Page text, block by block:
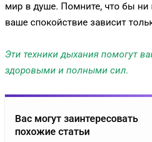
мир в душе. Помните, что бы ни
ваше спокойствие зависит
Эти техники дыхания помогут
здоровыми и полными сил.
Вас могут заинтересовать
похожие статьи